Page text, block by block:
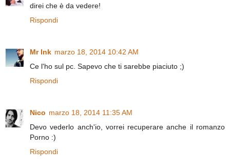
direi che è da vedere!
Rispondi
Mr Ink marzo 18, 2014 10:42 AM
Ce l'ho sul pc. Sapevo che ti sarebbe piaciuto ;)
Rispondi
Nico marzo 18, 2014 11:35 AM
Devo vederlo anch'io, vorrei recuperare anche il romanzo
Porno :)
Rispondi